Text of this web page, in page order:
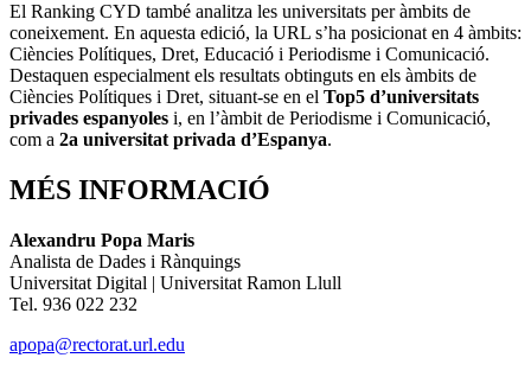
El Ranking CYD també analitza les universitats per àmbits de
coneixement. En aquesta edició, la URL s’ha posicionat en 4 àmbits:
Ciències Polítiques, Dret, Educació i Periodisme i Comunicació.
Destaquen especialment els resultats obtinguts en els àmbits de
Ciències Polítiques i Dret, situant-se en el Top5 d’universitats
privades espanyoles i, en l’àmbit de Periodisme i Comunicació,
com a 2a universitat privada d’Espanya.
MÉS INFORMACIÓ
Alexandru Popa Maris
Analista de Dades i Rànquings
Universitat Digital | Universitat Ramon Llull
Tel. 936 022 232
apopa@rectorat.url.edu